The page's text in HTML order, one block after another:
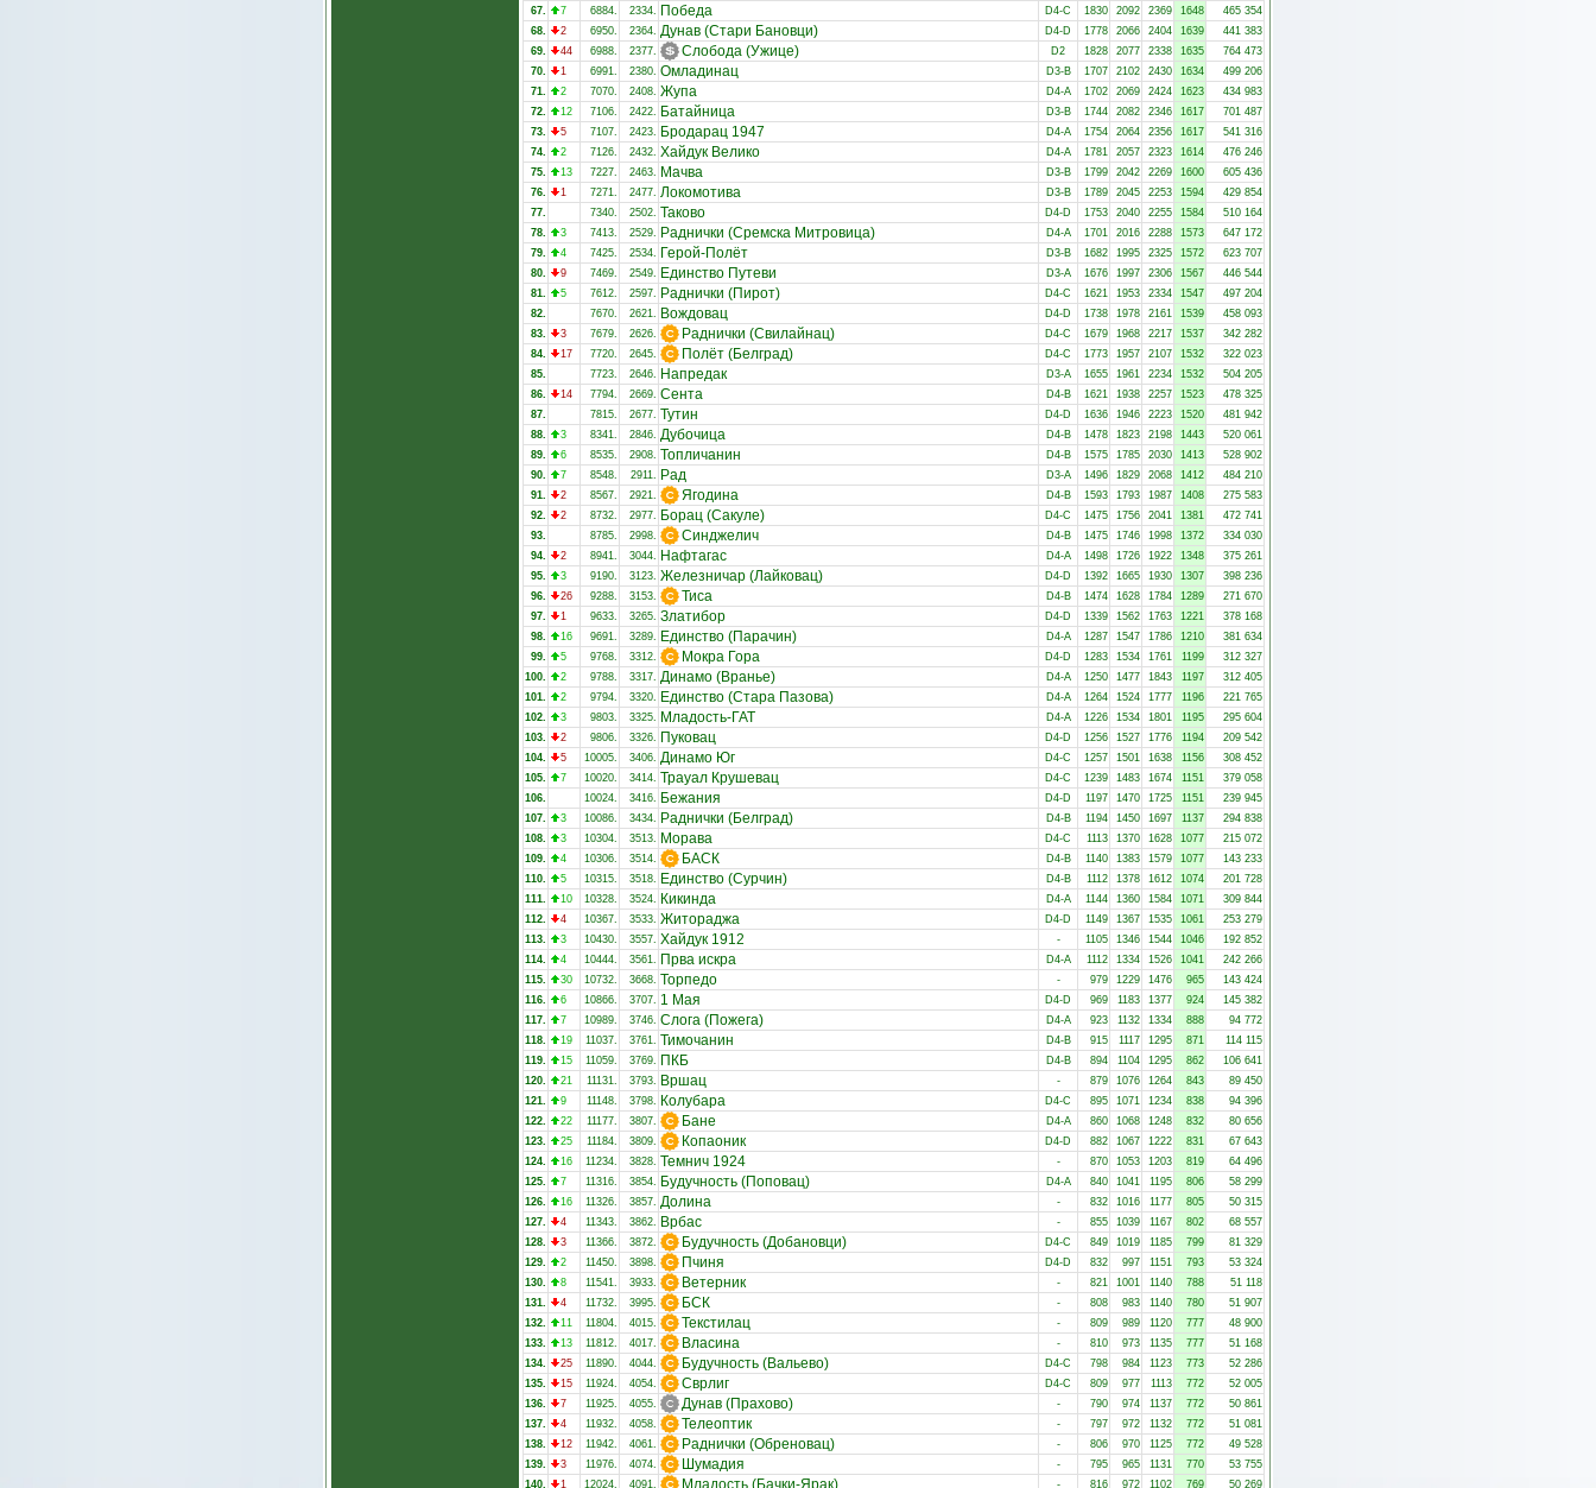
67.
7 6884. 2334. Победа D4-C 1830 2092 2369 1648
465 354
68.
2 6950. 2364. Дунав (Стари Бановци) D4-D 1778 2066 2404 1639
441 383
69.
44 6988. 2377. Слобода (Ужице) D2 1828 2077 2338 1635
764 473
70.
1 6991. 2380. Омладинац D3-B 1707 2102 2430 1634
499 206
71.
2 7070. 2408. Жупа D4-A 1702 2069 2424 1623
434 983
72.
12 7106. 2422. Батайница D3-B 1744 2082 2346 1617
701 487
73.
5 7107. 2423. Бродарац 1947 D4-A 1754 2064 2356 1617
541 316
74.
2 7126. 2432. Хайдук Велико D4-A 1781 2057 2323 1614
476 246
75.
13 7227. 2463. Мачва D3-B 1799 2042 2269 1600
605 436
76.
1 7271. 2477. Локомотива D3-B 1789 2045 2253 1594
429 854
77.
7340. 2502. Таково D4-D 1753 2040 2255 1584
510 164
78.
3 7413. 2529. Раднички (Сремска Митровица) D4-A 1701 2016 2288 1573
647 172
79.
4 7425. 2534. Герой-Полёт D3-B 1682 1995 2325 1572
623 707
80.
9 7469. 2549. Единство Путеви D3-A 1676 1997 2306 1567
446 544
81.
5 7612. 2597. Раднички (Пирот) D4-C 1621 1953 2334 1547
497 204
82.
7670. 2621. Вождовац D4-D 1738 1978 2161 1539
458 093
83.
3 7679. 2626. Раднички (Свилайнац) D4-C 1679 1968 2217 1537
342 282
84.
17 7720. 2645. Полёт (Белград) D4-C 1773 1957 2107 1532
322 023
85.
7723. 2646. Напредак D3-A 1655 1961 2234 1532
504 205
86.
14 7794. 2669. Сента D4-B 1621 1938 2257 1523
478 325
87.
7815. 2677. Тутин D4-D 1636 1946 2223 1520
481 942
88.
3 8341. 2846. Дубочица D4-B 1478 1823 2198 1443
520 061
89.
6 8535. 2908. Топличанин D4-B 1575 1785 2030 1413
528 902
90.
7 8548. 2911. Рад D3-A 1496 1829 2068 1412
484 210
91.
2 8567. 2921. Ягодина D4-B 1593 1793 1987 1408
275 583
92.
2 8732. 2977. Борац (Сакуле) D4-C 1475 1756 2041 1381
472 741
93.
8785. 2998. Синджелич D4-B 1475 1746 1998 1372
334 030
94.
2 8941. 3044. Нафтагас D4-A 1498 1726 1922 1348
375 261
95.
3 9190. 3123. Железничар (Лайковац) D4-D 1392 1665 1930 1307
398 236
96.
26 9288. 3153. Тиса D4-B 1474 1628 1784 1289
271 670
97.
1 9633. 3265. Златибор D4-D 1339 1562 1763 1221
378 168
98.
16 9691. 3289. Единство (Парачин) D4-A 1287 1547 1786 1210
381 634
99.
5 9768. 3312. Мокра Гора D4-D 1283 1534 1761 1199
312 327
100.
2 9788. 3317. Динамо (Вранье) D4-A 1250 1477 1843 1197
312 405
101.
2 9794. 3320. Единство (Стара Пазова) D4-A 1264 1524 1777 1196
221 765
102.
3 9803. 3325. Младость-ГАТ D4-A 1226 1534 1801 1195
295 604
103.
2 9806. 3326. Пуковац D4-D 1256 1527 1776 1194
209 542
104.
5 10005. 3406. Динамо Юг D4-C 1257 1501 1638 1156
308 452
105.
7 10020. 3414. Траyал Крушевац D4-C 1239 1483 1674 1151
379 058
106.
10024. 3416. Бежания D4-D 1197 1470 1725 1151
239 945
107.
3 10086. 3434. Раднички (Белград) D4-B 1194 1450 1697 1137
294 838
108.
3 10304. 3513. Морава D4-C 1113 1370 1628 1077
215 072
109.
4 10306. 3514. БАСК D4-B 1140 1383 1579 1077
143 233
110.
5 10315. 3518. Единство (Сурчин) D4-B 1112 1378 1612 1074
201 728
111.
10 10328. 3524. Кикинда D4-A 1144 1360 1584 1071
309 844
112.
4 10367. 3533. Житораджа D4-D 1149 1367 1535 1061
253 279
113.
3 10430. 3557. Хайдук 1912 - 1105 1346 1544 1046
192 852
114.
4 10444. 3561. Прва искра D4-A 1112 1334 1526 1041
242 266
115.
30 10732. 3668. Торпедо - 979 1229 1476 965
143 424
116.
6 10866. 3707. 1 Мая D4-D 969 1183 1377 924
145 382
117.
7 10989. 3746. Слога (Пожега) D4-A 923 1132 1334 888
94 772
118.
19 11037. 3761. Тимочанин D4-B 915 1117 1295 871
114 115
119.
15 11059. 3769. ПКБ D4-B 894 1104 1295 862
106 641
120.
21 11131. 3793. Вршац - 879 1076 1264 843
89 450
121.
9 11148. 3798. Колубара D4-C 895 1071 1234 838
94 396
122.
22 11177. 3807. Бане D4-A 860 1068 1248 832
80 656
123.
25 11184. 3809. Копаоник D4-D 882 1067 1222 831
67 643
124.
16 11234. 3828. Темнич 1924 - 870 1053 1203 819
64 496
125.
7 11316. 3854. Будучность (Поповац) D4-A 840 1041 1195 806
58 299
126.
16 11326. 3857. Долина - 832 1016 1177 805
50 315
127.
4 11343. 3862. Врбас - 855 1039 1167 802
68 557
128.
3 11366. 3872. Будучность (Добановци) D4-C 849 1019 1185 799
81 329
129.
2 11450. 3898. Пчиня D4-D 832 997 1151 793
53 324
130.
8 11541. 3933. Ветерник - 821 1001 1140 788
51 118
131.
4 11732. 3995. БСК - 808 983 1140 780
51 907
132.
11 11804. 4015. Текстилац - 809 989 1120 777
48 900
133.
13 11812. 4017. Власина - 810 973 1135 777
51 168
134.
25 11890. 4044. Будучность (Вальево) D4-C 798 984 1123 773
52 286
135.
15 11924. 4054. Сврлиг D4-C 809 977 1113 772
52 005
136.
7 11925. 4055. Дунав (Прахово) - 790 974 1137 772
50 861
137.
4 11932. 4058. Телеоптик - 797 972 1132 772
51 081
138.
12 11942. 4061. Раднички (Обреновац) - 806 970 1125 772
49 528
139.
3 11976. 4074. Шумадия - 795 965 1131 770
53 755
140.
1 12024. 4091. Младость (Бачки-Ярак) - 816 972 1102 769 50 269